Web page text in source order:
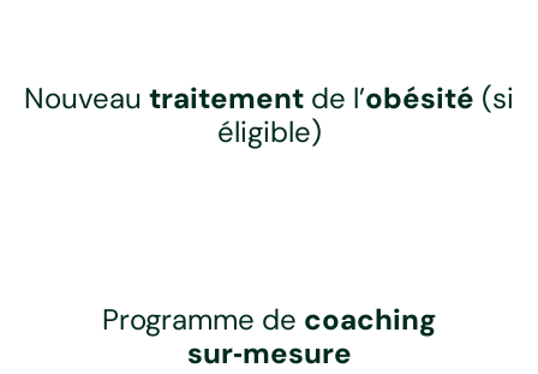
Nouveau traitement de l’obésité (si
éligible)
Programme de coaching
sur‑mesure